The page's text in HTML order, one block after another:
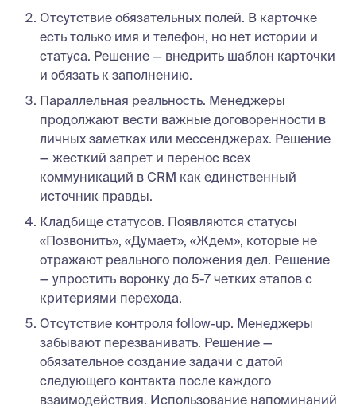
Отсутствие обязательных полей. В карточке
есть только имя и телефон, но нет истории и
статуса. Решение — внедрить шаблон карточки
и обязать к заполнению.
Параллельная реальность. Менеджеры
продолжают вести важные договоренности в
личных заметках или мессенджерах. Решение
— жесткий запрет и перенос всех
коммуникаций в CRM как единственный
источник правды.
Кладбище статусов. Появляются статусы
«Позвонить», «Думает», «Ждем», которые не
отражают реального положения дел. Решение
— упростить воронку до 5-7 четких этапов с
критериями перехода.
Отсутствие контроля follow-up. Менеджеры
забывают перезванивать. Решение —
обязательное создание задачи с датой
следующего контакта после каждого
взаимодействия. Использование напоминаний